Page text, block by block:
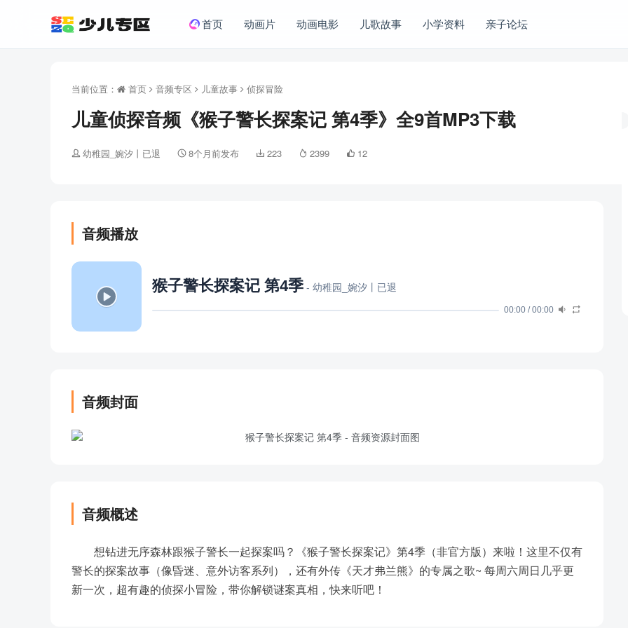
首页 动画片 动画电影 儿歌故事 小学资料 亲子论坛
当前位置： 首页 音频专区 儿童故事 侦探冒险
儿童侦探音频《猴子警长探案记 第4季》全9首MP3下载
幼稚园_婉汐丨已退 8个月前发布 223 2399 12
音频播放
猴子警长探案记 第4季 - 幼稚园_婉汐丨已退
00:00 /00:00
音频封面
音频概述
想钻进无序森林跟猴子警长一起探案吗？《猴子警长探案记》第4季（非官方版）来啦！这里不仅有
警长的探案故事（像昏迷、意外访客系列），还有外传《天才弗兰熊》的专属之歌~ 每周六周日几乎更
新一次，超有趣的侦探小冒险，带你解锁谜案真相，快来听吧！